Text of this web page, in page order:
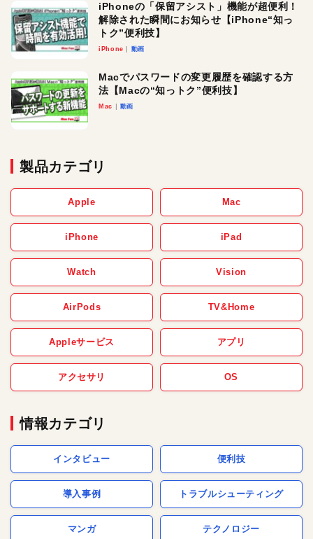
iPhoneの「保留アシスト」機能が超便利！
解除された瞬間にお知らせ【iPhone“知っ
トク”便利技】
iPhone 動画
Macでパスワードの変更履歴を確認する方
法【Macの“知っトク”便利技】
Mac 動画
製品カテゴリ
Apple Mac
iPhone iPad
Watch Vision
AirPods TV&Home
Appleサービス アプリ
アクセサリ OS
情報カテゴリ
インタビュー 便利技
導入事例 トラブルシューティング
マンガ テクノロジー